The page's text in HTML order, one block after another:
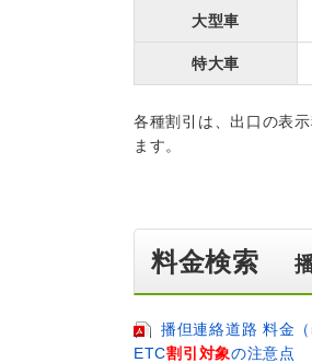
大型車
特大車
各種割引は、出口の表
ます。
料金検索
播但連絡道路 料金（
ETC割引対象の注意点